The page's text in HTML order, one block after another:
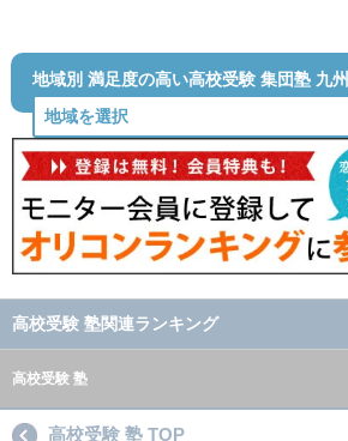
地域別 満足度の高い高校受験 集団塾 九州
高校受験 塾関連ランキング
高校受験 塾
高校受験 塾 TOP